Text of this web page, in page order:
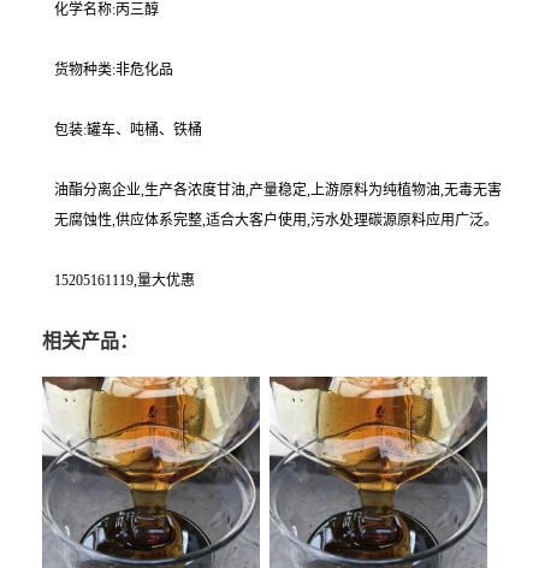
化学名称:丙三醇
货物种类:非危化品
包装:罐车、吨桶、铁桶
油酯分离企业,生产各浓度甘油,产量稳定,上游原料为纯植物油,无毒无害
无腐蚀性,供应体系完整,适合大客户使用,污水处理碳源原料应用广泛。
15205161119,量大优惠
相关产品：